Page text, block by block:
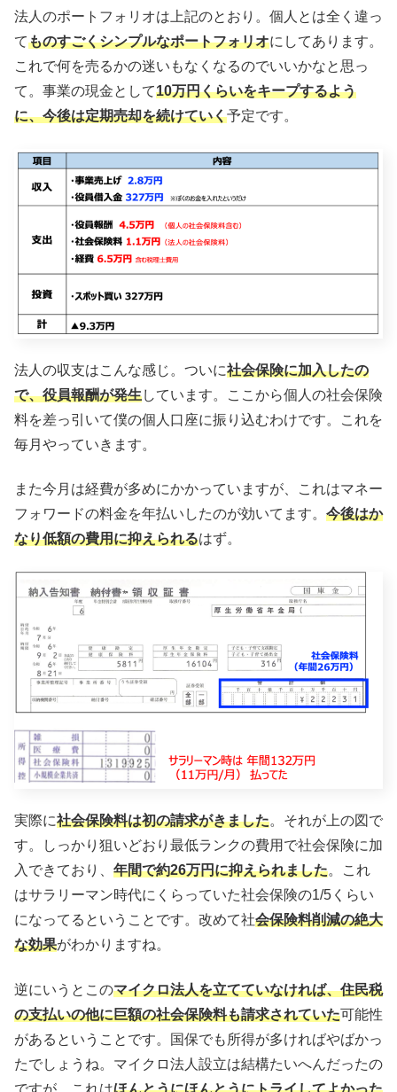
法人のポートフォリオは上記のとおり。個人とは全く違っ
てものすごくシンプルなポートフォリオにしてあります。
これで何を売るかの迷いもなくなるのでいいかなと思っ
て。事業の現金として10万円くらいをキープするよう
に、今後は定期売却を続けていく予定です。
法人の収支はこんな感じ。ついに社会保険に加入したの
で、役員報酬が発生しています。ここから個人の社会保険
料を差っ引いて僕の個人口座に振り込むわけです。これを
毎月やっていきます。
また今月は経費が多めにかかっていますが、これはマネー
フォワードの料金を年払いしたのが効いてます。 今後はか
なり低額の費用に抑えられるはず。
実際に社会保険料は初の請求がきました。それが上の図で
す。しっかり狙いどおり最低ランクの費用で社会保険に加
入できており、 年間で約26万円に抑えられました。これ
はサラリーマン時代にくらっていた社会保険の1/5くらい
になってるということです。改めて社会保険料削減の絶大
な効果がわかりますね。
逆にいうとこのマイクロ法人を立てていなければ、住民税
の支払いの他に巨額の社会保険料も請求されていた可能性
があるということです。国保でも所得が多ければやばかっ
たでしょうね。マイクロ法人設立は結構たいへんだったの
ですが、これはほんとうにほんとうにトライしてよかった